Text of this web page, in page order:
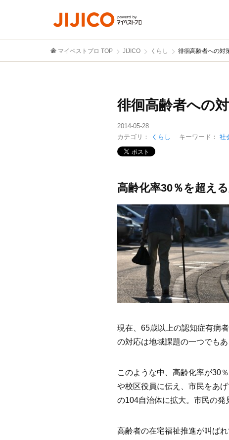
マイベストプロ TOP JIJICO くらし 徘徊高齢者への対
徘徊高齢者への
2014-05-28
カテゴリ：
くらし キーワード： 社
高齢化率30％を超え
現在、65歳以上の認知症有病
の対応は地域課題の一つでもあ
このような中、高齢化率が30
や校区役員に伝え、市民をあ
の104自治体に拡大。市民の発
高齢者の在宅福祉推進が叫ば